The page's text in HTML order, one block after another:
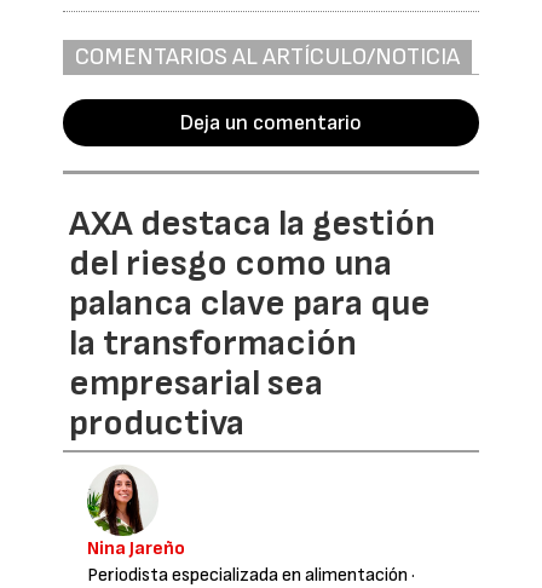
COMENTARIOS AL ARTÍCULO/NOTICIA
Deja un comentario
AXA destaca la gestión
del riesgo como una
palanca clave para que
la transformación
empresarial sea
productiva
Nina Jareño
Periodista especializada en alimentación ·